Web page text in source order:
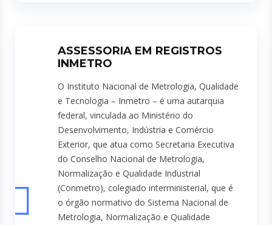
ASSESSORIA EM REGISTROS
INMETRO
O Instituto Nacional de Metrologia, Qualidade
e Tecnologia – Inmetro – é uma autarquia
federal, vinculada ao Ministério do
Desenvolvimento, Indústria e Comércio
Exterior, que atua como Secretaria Executiva
do Conselho Nacional de Metrologia,
Normalização e Qualidade Industrial
(Conmetro), colegiado interministerial, que é
o órgão normativo do Sistema Nacional de
Metrologia, Normalização e Qualidade